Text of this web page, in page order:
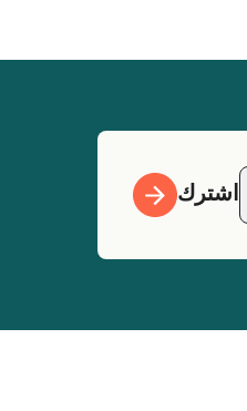
اشترك